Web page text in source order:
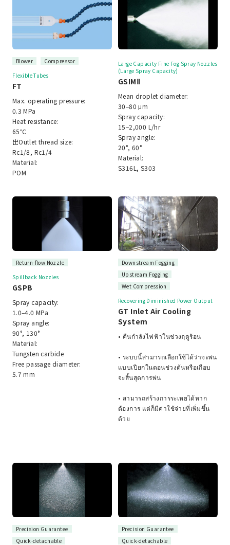
Blower
Compressor
Flexible Tubes
FT
Max. operating pressure:
0.3 MPa
Heat resistance:
65℃
出Outlet thread size:
Rc1/8, Rc1/4
Material:
POM
Large Capacity Fine Fog Spray Nozzles
(Large Spray Capacity)
GSIMⅡ
Mean droplet diameter:
30–80 μm
Spray capacity:
15–2,000 L/hr
Spray angle:
20°, 60°
Material:
S316L, S303
Return-flow Nozzle
Spillback Nozzles
GSPB
Spray capacity:
1.0–4.0 MPa
Spray angle:
90°, 130°
Material:
Tungsten carbide
Free passage diameter:
5.7 mm
Downstream Fogging
Upstream Fogging
Wet Compression
Recovering Diminished Power Output
GT Inlet Air Cooling
System
• คืนกำลังไฟฟ้าในช่วงฤดูร้อน
• ระบบนี้สามารถเลือกใช้ได้ว่าจะพ่น
แบบเปียกในตอนช่วงต้นหรือเกือบ
จะสิ้นสุดการพ่น
• สามารถสร้างการระเหยได้หาก
ต้องการ แต่ก็มีค่าใช้จ่ายที่เพิ่มขึ้น
ด้วย
Precision Guarantee
Quick-detachable
Precision Guarantee
Quick-detachable